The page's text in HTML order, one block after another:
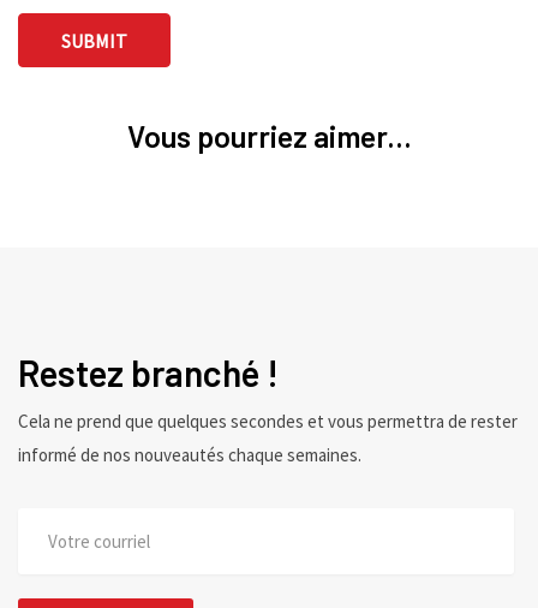
Vous pourriez aimer...
Restez branché !
Cela ne prend que quelques secondes et vous permettra de rester
informé de nos nouveautés chaque semaines.